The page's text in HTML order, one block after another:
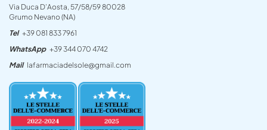
Via Duca D’Aosta, 57/58/59 80028
Grumo Nevano (NA)
Tel +39 081 833 7961
WhatsApp +39 344 070 4742
Mail lafarmaciadelsole@gmail.com